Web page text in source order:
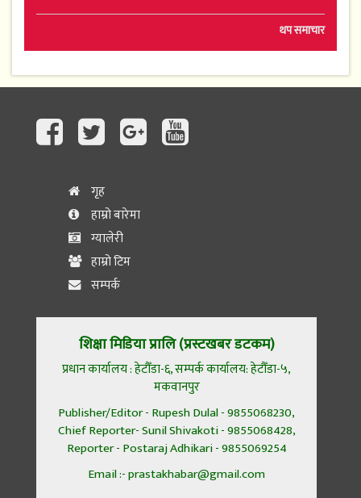
थप समाचार
गृह
हाम्रो बारेमा
ग्यालेरी
हाम्रो टिम
सम्पर्क
शिक्षा मिडिया प्रालि (प्रस्टखबर डटकम)
प्रधान कार्यालय : हेटौँडा-६, सम्पर्क कार्यालय: हेटौँडा-५,
मकवानपुर
Publisher/Editor - Rupesh Dulal - 9855068230,
Chief Reporter- Sunil Shivakoti - 9855068428,
Reporter - Postaraj Adhikari - 9855069254
Email :- prastakhabar@gmail.com